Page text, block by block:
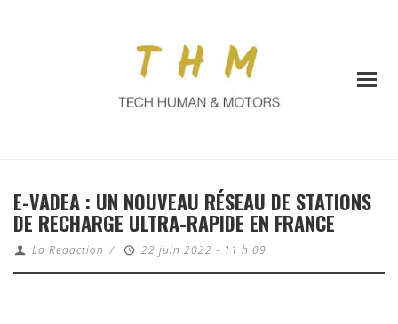
E-VADEA : UN NOUVEAU RÉSEAU DE STATIONS
DE RECHARGE ULTRA-RAPIDE EN FRANCE
La Redaction / 22 juin 2022 - 11 h 09